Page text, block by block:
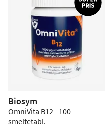
Biosym
OmniVita B12 - 100
smeltetabl.